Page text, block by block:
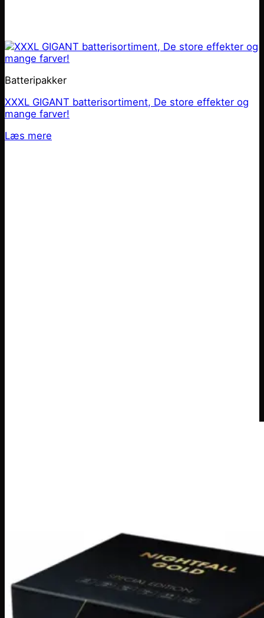
Batteripakker
XXXL GIGANT batterisortiment, De store effekter og
mange farver!
Læs mere